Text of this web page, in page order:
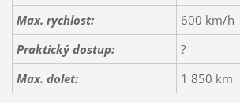
Max. rychlost:
600 km/h
Praktický dostup:
?
Max. dolet:
1 850 km